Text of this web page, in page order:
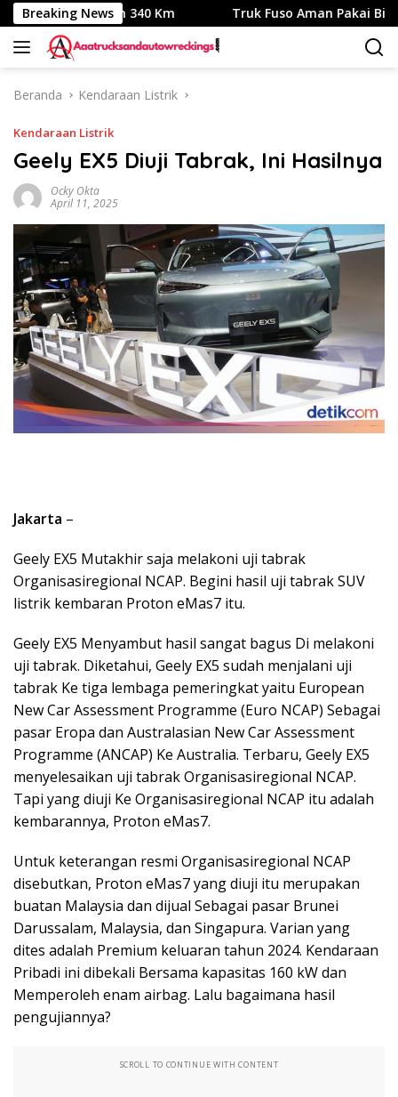
Langsung
ke
konten
Breaking News
Tempuh 340 Km Truk Fuso Aman Pakai
Beranda Kendaraan Listrik
Kendaraan Listrik
Geely EX5 Diuji Tabrak, Ini Hasilnya
Ocky Okta
April 11, 2025
Jakarta –
Geely EX5 Mutakhir saja melakoni uji tabrak
Organisasiregional NCAP. Begini hasil uji tabrak SUV
listrik kembaran Proton eMas7 itu.
Geely EX5 Menyambut hasil sangat bagus Di melakoni
uji tabrak. Diketahui, Geely EX5 sudah menjalani uji
tabrak Ke tiga lembaga pemeringkat yaitu European
New Car Assessment Programme (Euro NCAP) Sebagai
pasar Eropa dan Australasian New Car Assessment
Programme (ANCAP) Ke Australia. Terbaru, Geely EX5
menyelesaikan uji tabrak Organisasiregional NCAP.
Tapi yang diuji Ke Organisasiregional NCAP itu adalah
kembarannya, Proton eMas7.
Untuk keterangan resmi Organisasiregional NCAP
disebutkan, Proton eMas7 yang diuji itu merupakan
buatan Malaysia dan dijual Sebagai pasar Brunei
Darussalam, Malaysia, dan Singapura. Varian yang
dites adalah Premium keluaran tahun 2024. Kendaraan
Pribadi ini dibekali Bersama kapasitas 160 kW dan
Memperoleh enam airbag. Lalu bagaimana hasil
pengujiannya?
SCROLL TO CONTINUE WITH CONTENT